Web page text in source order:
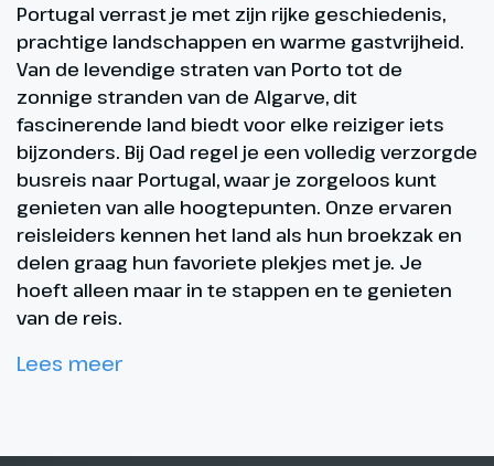
Portugal verrast je met zijn rijke geschiedenis,
prachtige landschappen en warme gastvrijheid.
Van de levendige straten van Porto tot de
zonnige stranden van de Algarve, dit
fascinerende land biedt voor elke reiziger iets
bijzonders. Bij Oad regel je een volledig verzorgde
busreis naar Portugal, waar je zorgeloos kunt
genieten van alle hoogtepunten. Onze ervaren
reisleiders kennen het land als hun broekzak en
delen graag hun favoriete plekjes met je. Je
hoeft alleen maar in te stappen en te genieten
van de reis.
Lees meer